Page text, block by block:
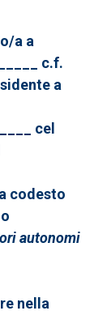
a a
c.f.
a
cel
codesto
autonomi
nella